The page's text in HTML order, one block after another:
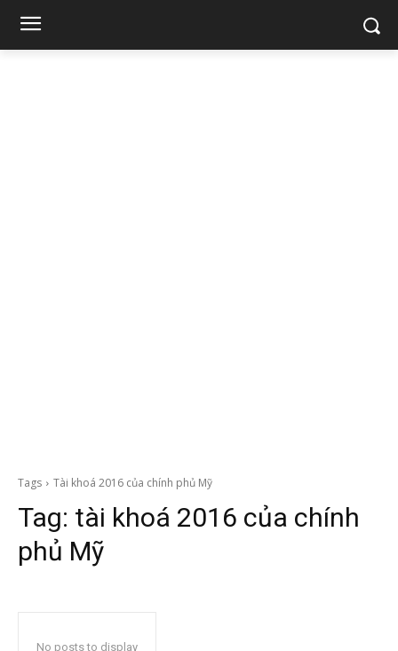
Tags Tài khoá 2016 của chính phủ Mỹ
Tag: tài khoá 2016 của chính
phủ Mỹ
No posts to display